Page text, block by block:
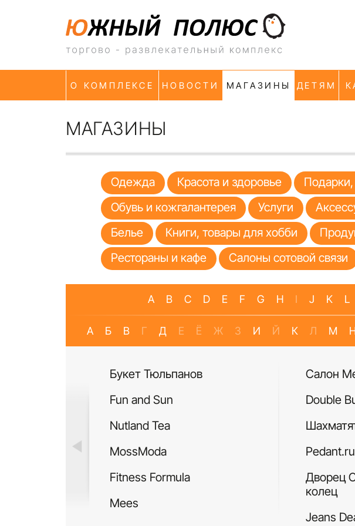
О КОМПЛЕКСЕ
НОВОСТИ МАГАЗИНЫ ДЕТЯМ
МАГАЗИНЫ
Одежда Красота и здоровье
Обувь и кожгалантерея
Услуги
Белье
Книги, товары для хобби
Рестораны и кафе
Салоны сотовой связи
A B C D E F G H I J K L
А Б В Г Д Е Ё Ж З И Й К Л М
Букет Тюльпанов
Fun and Sun
Nutland Tea
MossModa
Fitness Formula
Mees
Салон
Double
Pedant.ru
Дворец
колец
Jeans